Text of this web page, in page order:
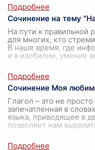
Сочинение на тему
На пути к правильной
для многих, кто
В наше время, где
и в изобилии, умение
Сочинение Моя
Глагол – это не
запечатленная в
языка, приводящее в
позволяет нам